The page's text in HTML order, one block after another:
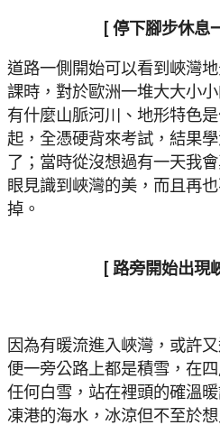
[ 停下腳步休息
道路一側開始可以看到峽灣
課時，對於歐洲一堆大大小
有什麼山脈河川、地形特色
起，全憑硬背來考試，結果
了；當時從沒想過有一天我
眼見識到峽灣的美，而且再
掉。
[ 路旁開始出現
因為有暖流進入峽灣，或許
便一旁公路上都是積雪，在
任何白雪，站在裡頭的確溫
凍港的海水，冰涼但不至於